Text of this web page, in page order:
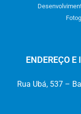
ENDEREÇO
Rua Ubá, 537 –